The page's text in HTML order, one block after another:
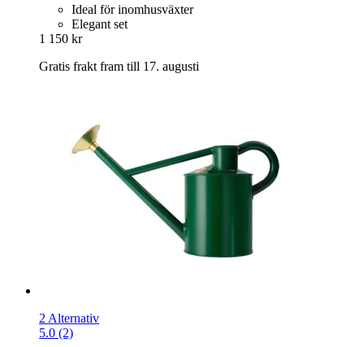
Ideal för inomhusväxter
Elegant set
1 150 kr
Gratis frakt fram till 17. augusti
2 Alternativ
5.0 (2)